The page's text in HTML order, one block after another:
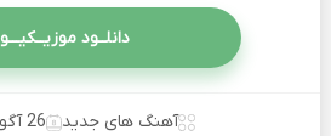
دانلــود موزیــکیـــو
آهنگ های جدید 26 آگوست 2023